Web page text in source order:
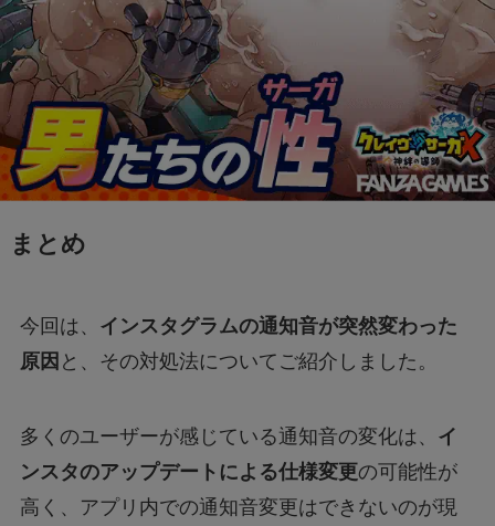
まとめ
今回は、 インスタグラムの通知音が突然変わった
原因 と、その対処法についてご紹介しました。
多くのユーザーが感じている通知音の変化は、 イ
ンスタのアップデートによる仕様変更の可能性が
高く、アプリ内での通知音変更はできないのが現